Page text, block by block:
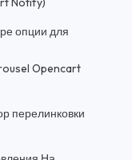
опции для
Opencart
перелинковки